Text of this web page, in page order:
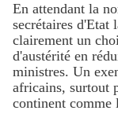
En attendant la
secrétaires d'Etat
clairement un
d'austérité en
ministres. Un
africains, surtout
continent comme